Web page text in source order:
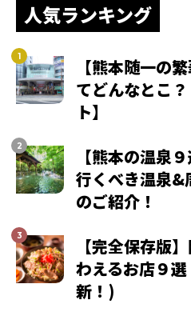
人気ランキング
【熊本随一の
てどんなとこ
ト】
【熊本の温泉
行くべき温泉&
のご紹介！
【完全保存版
わえるお店９
新！)